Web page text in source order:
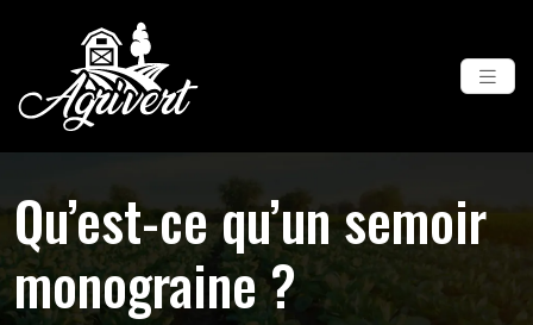
Qu’est-ce qu’un semoir
monograine ?